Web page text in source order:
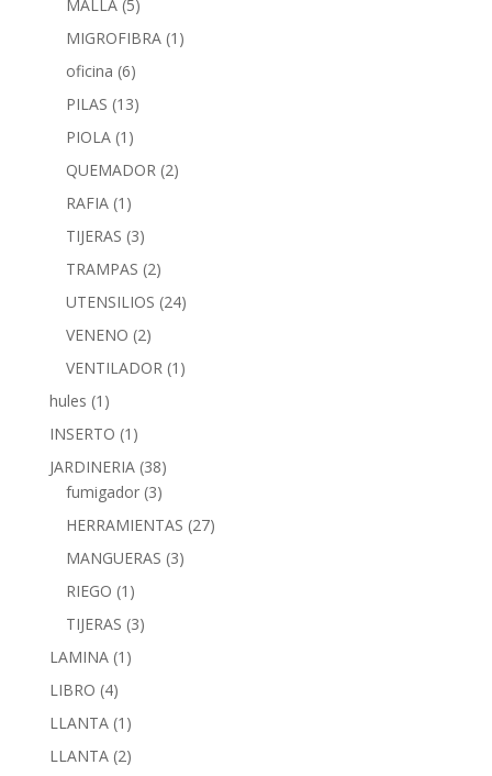
MALLA (5)
MIGROFIBRA (1)
oficina (6)
PILAS (13)
PIOLA (1)
QUEMADOR (2)
RAFIA (1)
TIJERAS (3)
TRAMPAS (2)
UTENSILIOS (24)
VENENO (2)
VENTILADOR (1)
hules (1)
INSERTO (1)
JARDINERIA (38)
fumigador (3)
HERRAMIENTAS (27)
MANGUERAS (3)
RIEGO (1)
TIJERAS (3)
LAMINA (1)
LIBRO (4)
LLANTA (1)
LLANTA (2)